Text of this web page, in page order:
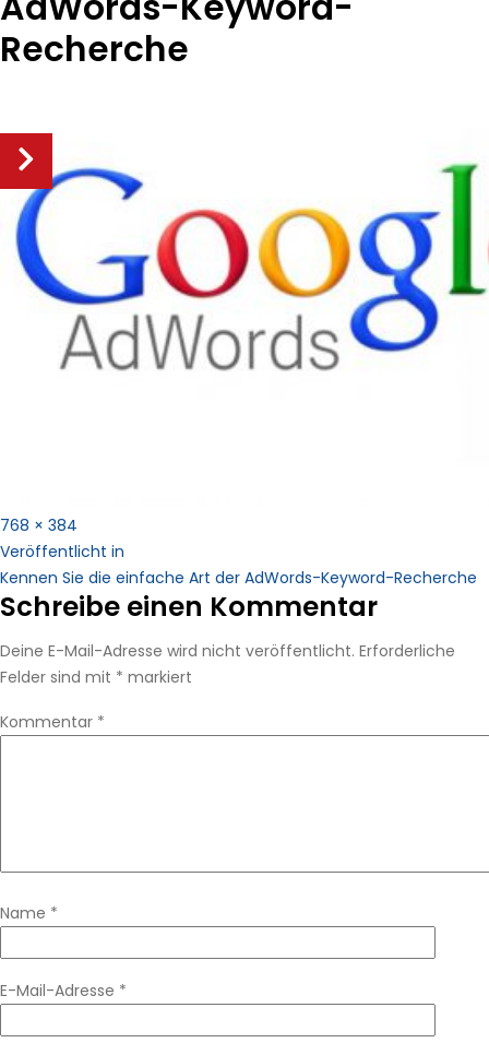
Recherche
Vollständige
Größe
768 × 384
Beitragsnavigation
Veröffentlicht in
Kennen Sie die einfache Art der AdWords-Keyword-Recherche
Schreibe einen Kommentar
Deine E-Mail-Adresse wird nicht veröffentlicht. Erforderliche
Felder sind mit * markiert
Kommentar *
Name *
E-Mail-Adresse *